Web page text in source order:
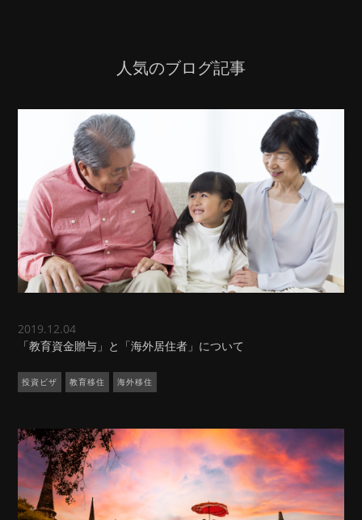
人気のブログ記事
2019.12.04
「教育資金贈与」と「海外居住者」について
投資ビザ 教育移住 海外移住